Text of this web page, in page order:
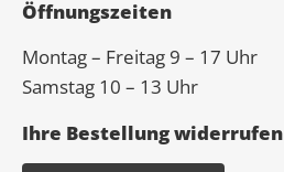
Öffnungszeiten
Montag – Freitag 9 – 17 Uhr
Samstag 10 – 13 Uhr
Ihre Bestellung widerrufen